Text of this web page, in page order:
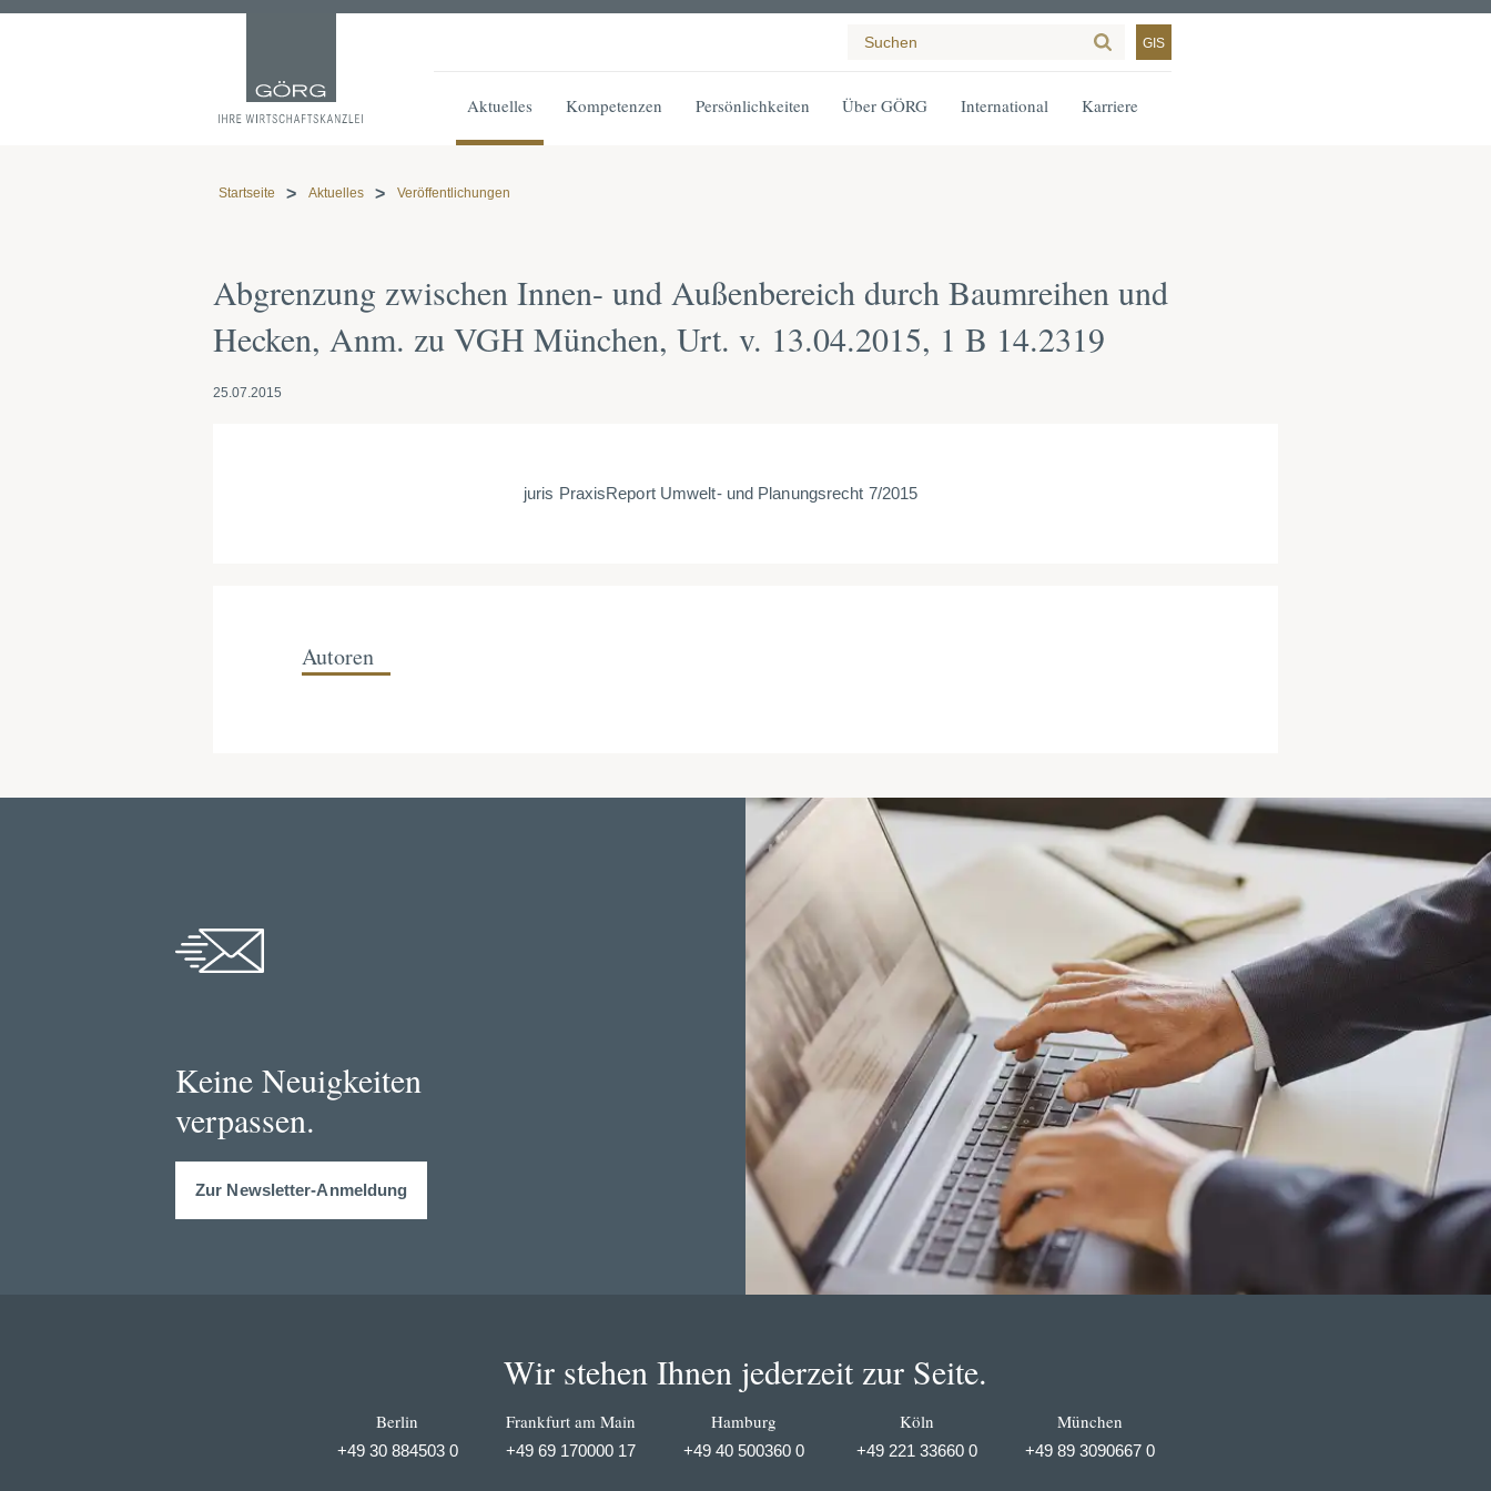
GIS
Aktuelles Kompetenzen Persönlichkeiten Über GÖRG International Karriere
Startseite Aktuelles Veröffentlichungen
Abgrenzung zwischen Innen- und Außenbereich durch Baumreihen und
Hecken, Anm. zu VGH München, Urt. v. 13.04.2015, 1 B 14.2319
25.07.2015
juris PraxisReport Umwelt- und Planungsrecht 7/2015
Autoren
Keine Neuigkeiten
verpassen.
Zur Newsletter-Anmeldung
Wir stehen Ihnen jederzeit zur Seite.
Berlin
+49 30 884503 0
Frankfurt am Main
+49 69 170000 17
Hamburg
+49 40 500360 0
Köln
+49 221 33660 0
München
+49 89 3090667 0